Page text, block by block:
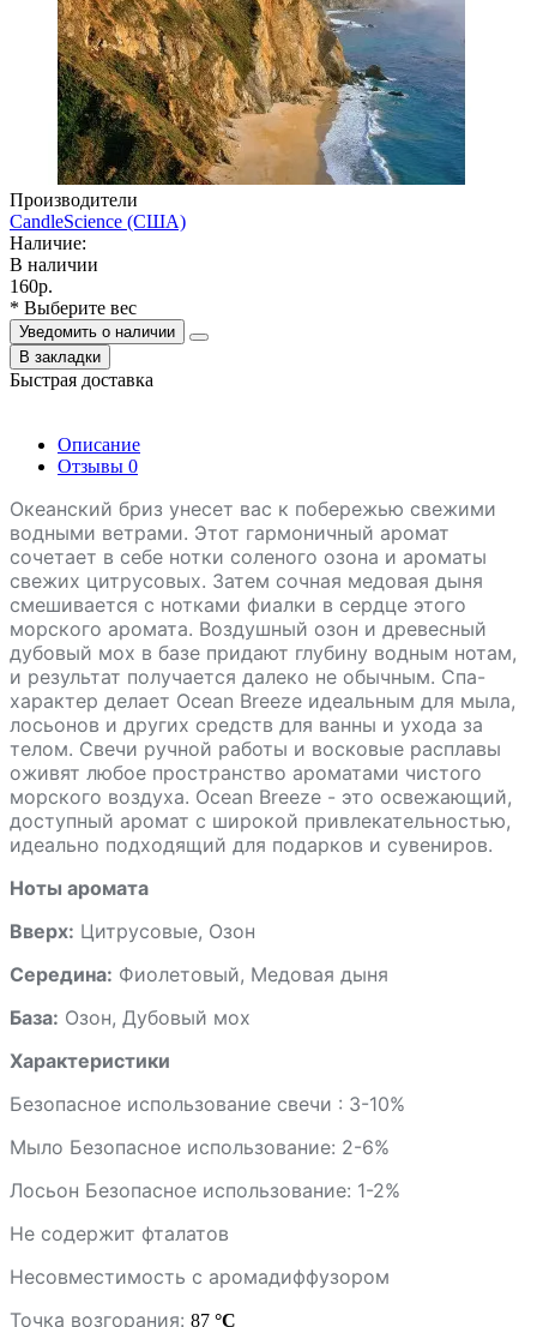
Производители
CandleScience (США)
Наличие:
В наличии
160р.
* Выберите вес
Уведомить о наличии
В закладки
Быстрая доставка
Описание
Отзывы 0
Океанский бриз унесет вас к побережью свежими
водными ветрами. Этот гармоничный аромат
сочетает в себе нотки соленого озона и ароматы
свежих цитрусовых. Затем сочная медовая дыня
смешивается с нотками фиалки в сердце этого
морского аромата. Воздушный озон и древесный
дубовый мох в базе придают глубину водным нотам,
и результат получается далеко не обычным. Спа-
характер делает Ocean Breeze идеальным для мыла,
лосьонов и других средств для ванны и ухода за
телом. Свечи ручной работы и восковые расплавы
оживят любое пространство ароматами чистого
морского воздуха. Ocean Breeze - это освежающий,
доступный аромат с широкой привлекательностью,
идеально подходящий для подарков и сувениров.
Ноты аромата
Вверх: Цитрусовые, Озон
Середина: Фиолетовый, Медовая дыня
База: Озон, Дубовый мох
Характеристики
Безопасное использование свечи : 3-10%
Мыло Безопасное использование: 2-6%
Лосьон Безопасное использование: 1-2%
Не содержит фталатов
Несовместимость с аромадиффузором
Точка возгорания: 87 °C